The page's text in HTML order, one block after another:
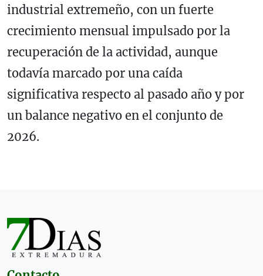
industrial extremeño, con un fuerte
crecimiento mensual impulsado por la
recuperación de la actividad, aunque
todavía marcado por una caída
significativa respecto al pasado año y por
un balance negativo en el conjunto de
2026.